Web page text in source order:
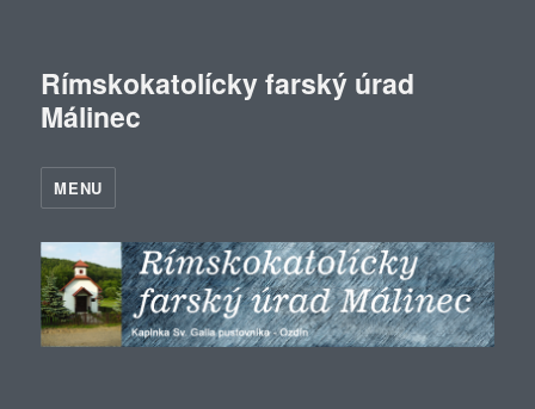
Rímskokatolícky farský úrad
Málinec
MENU